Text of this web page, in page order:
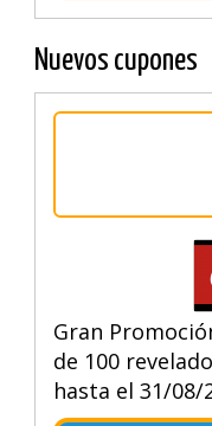
Nuevos cupones
Gran
de 100
hasta el 31/08/